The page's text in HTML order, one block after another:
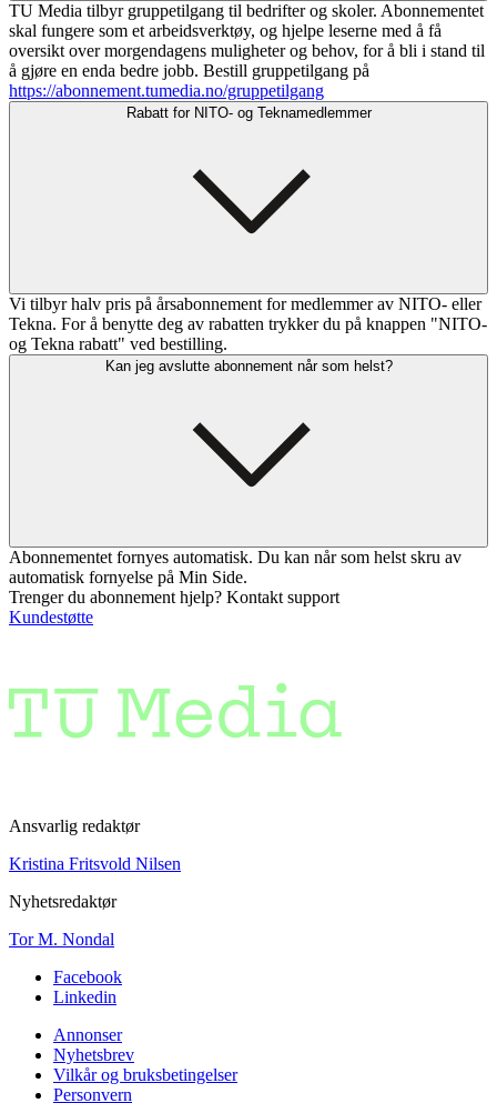
TU Media tilbyr gruppetilgang til bedrifter og skoler. Abonnementet
skal fungere som et arbeidsverktøy, og hjelpe leserne med å få
oversikt over morgendagens muligheter og behov, for å bli i stand til
å gjøre en enda bedre jobb. Bestill gruppetilgang på
https://abonnement.tumedia.no/gruppetilgang
Rabatt for NITO- og Teknamedlemmer
Vi tilbyr halv pris på årsabonnement for medlemmer av NITO- eller
Tekna. For å benytte deg av rabatten trykker du på knappen "NITO-
og Tekna rabatt" ved bestilling.
Kan jeg avslutte abonnement når som helst?
Abonnementet fornyes automatisk. Du kan når som helst skru av
automatisk fornyelse på Min Side.
Trenger du abonnement hjelp? Kontakt support
Kundestøtte
Ansvarlig redaktør
Kristina Fritsvold Nilsen
Nyhetsredaktør
Tor M. Nondal
Facebook
Linkedin
Annonser
Nyhetsbrev
Vilkår og bruksbetingelser
Personvern